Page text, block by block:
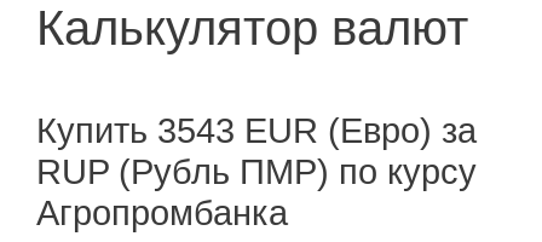
Калькулятор валют
Купить 3543 EUR (Евро) за
RUP (Рубль ПМР) по курсу
Агропромбанка